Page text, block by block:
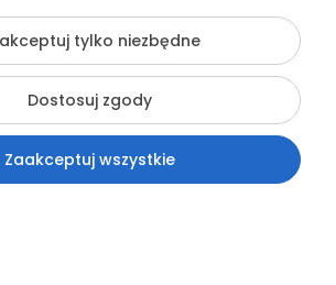
Flex byEcommercy
pełną wersję strony
Sklep internetowy Shoper.pl
tylko niezbędne
Dostosuj zgody
Zaakceptuj wszystkie